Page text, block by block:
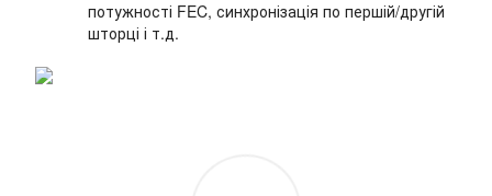
потужності FEC, синхронізація по першій/другій
шторці і т.д.